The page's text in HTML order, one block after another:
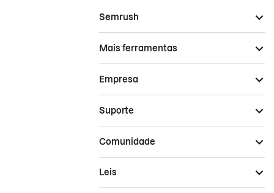
Semrush
Mais ferramentas
Empresa
Suporte
Comunidade
Leis